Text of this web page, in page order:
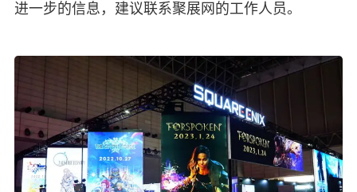
进一步的信息，建议联系聚展网的工作人员。